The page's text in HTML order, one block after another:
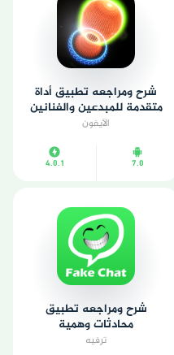
شرح ومراجعه تطبيق أداة
متقدمة للمبدعين والفنانين
الآيفون
7.0
4.0.1
شرح ومراجعه تطبيق
محادثات وهمية
ترفيه